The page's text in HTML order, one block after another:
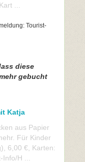
...
Tourist-
diese
gebucht
Katja
aus Papier
Für Kinder
6,00 €, Karten:
H ...